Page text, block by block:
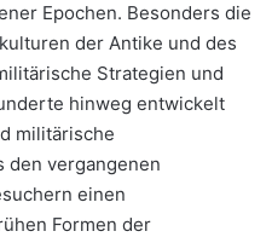
Epochen. Besonders die
der Antike und des
Strategien und
hinweg entwickelt
militärische
den vergangenen
einen
Formen der